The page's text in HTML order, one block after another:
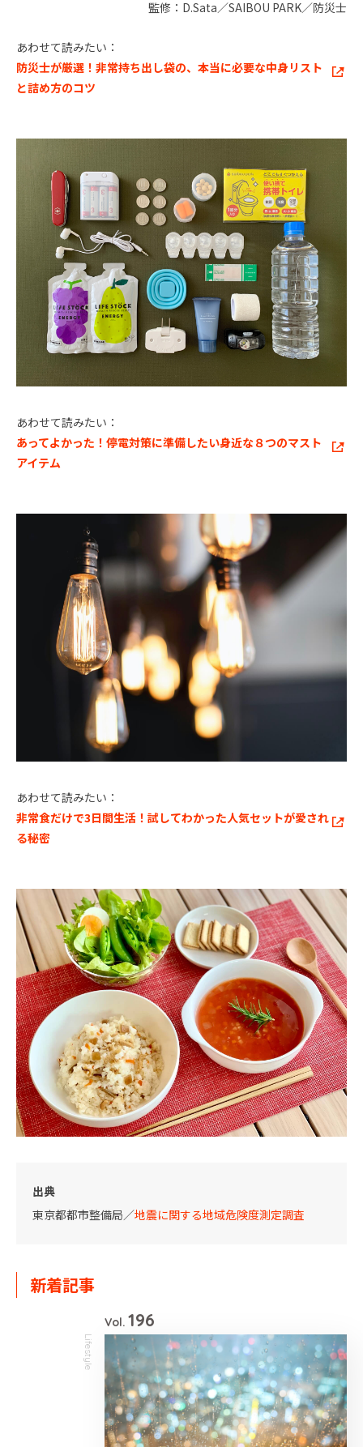
監修：D.Sata／SAIBOU PARK／防災士
あわせて読みたい：
防災士が厳選！非常持ち出し袋の、本当に必要な中身リスト
と詰め方のコツ
あわせて読みたい：
あってよかった！停電対策に準備したい身近な８つのマスト
アイテム
あわせて読みたい：
非常食だけで3日間生活！試してわかった人気セットが愛され
る秘密
出典
東京都都市整備局／地震に関する地域危険度測定調査
新着記事
Lifestyle
Vol. 196